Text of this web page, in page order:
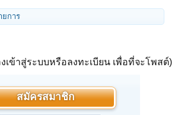
ยการ
เข้าสู่ระบบหรือลงทะเบียน เพื่อที่จะโพสต์)
สมัครสมาชิก